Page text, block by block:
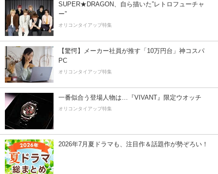
SUPER★DRAGON、自ら描いた”レトロフューチャ
ー”
オリコンタイアップ特集
【驚愕】メーカー社員が推す「10万円台」神コスパ
PC
オリコンタイアップ特集
一番似合う登場人物は…『VIVANT』限定ウオッチ
オリコンタイアップ特集
2026年7月夏ドラマも、注目作＆話題作が勢ぞろい！